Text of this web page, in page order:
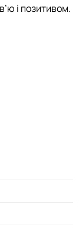
і позитивом.